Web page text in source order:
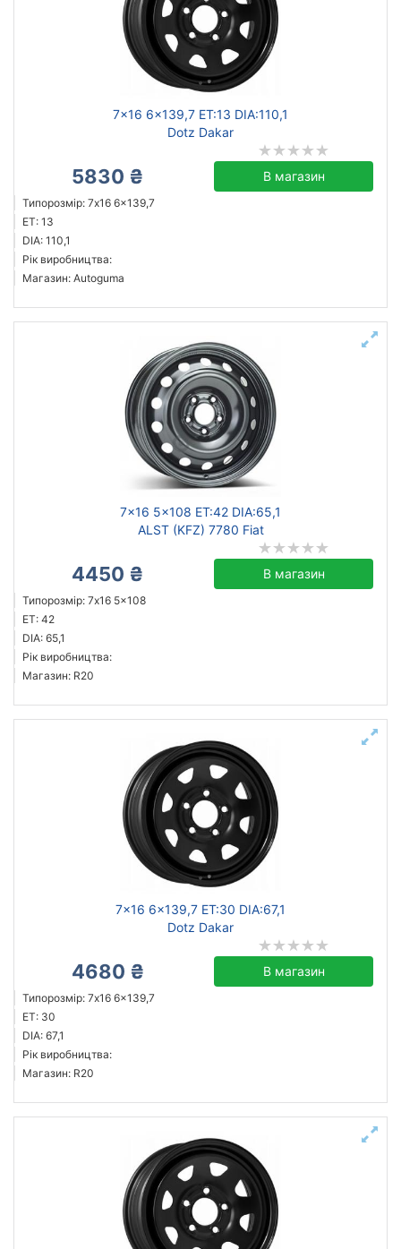
7x16 6x139,7 ET:13 DIA:110,1
Dotz Dakar
5830 ₴ В магазин
Типорозмір: 7x16 6x139,7
ET: 13
DIA: 110,1
Рік виробництва:
Магазин: Autoguma
7x16 5x108 ET:42 DIA:65,1
ALST (KFZ) 7780 Fiat
4450 ₴ В магазин
Типорозмір: 7x16 5x108
ET: 42
DIA: 65,1
Рік виробництва:
Магазин: R20
7x16 6x139,7 ET:30 DIA:67,1
Dotz Dakar
4680 ₴ В магазин
Типорозмір: 7x16 6x139,7
ET: 30
DIA: 67,1
Рік виробництва:
Магазин: R20